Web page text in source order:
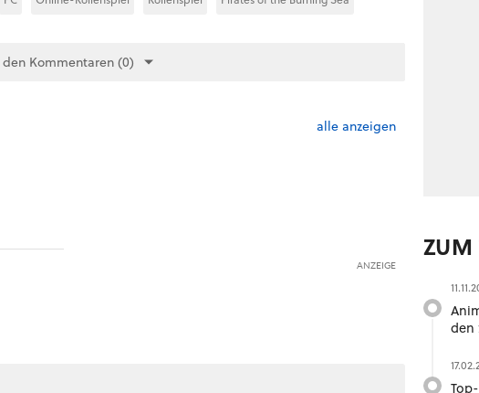
den Kommentaren (0)
alle anzeigen
ANZEIGE
ZUM
den